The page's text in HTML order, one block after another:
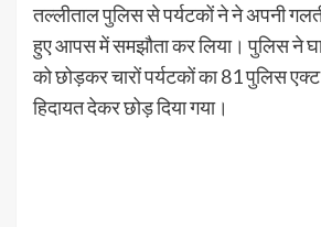
तल्लीताल पुलिस से पर्यटकों ने ने अपनी
हुए आपस में समझौता कर लिया। पुलिस ने
को छोड़कर चारों पर्यटकों का 81 पुलिस
हिदायत देकर छोड़ दिया गया।